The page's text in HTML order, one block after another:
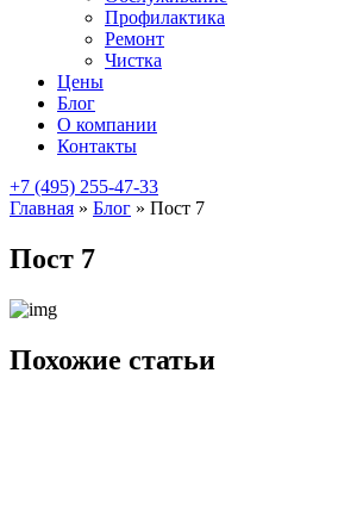
Профилактика
Ремонт
Чистка
Цены
Блог
О компании
Контакты
+7 (495) 255-47-33
Главная » Блог » Пост 7
Пост 7
Похожие статьи